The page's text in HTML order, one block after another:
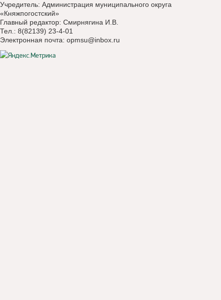
Учредитель: Администрация муниципального округа
«Княжпогостский»
Главный редактор: Смирнягина И.В.
Тел.: 8(82139) 23-4-01
Электронная почта: opmsu@inbox.ru